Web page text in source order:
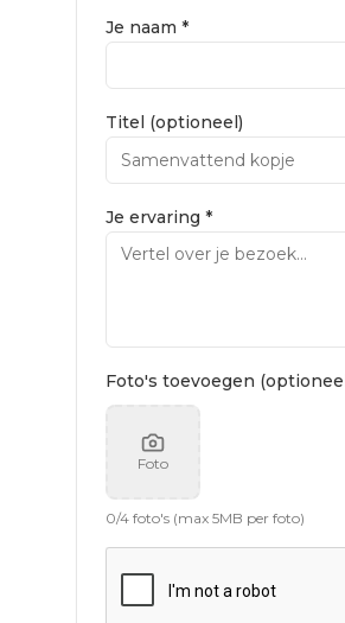
Je naam *
Titel (optioneel)
Je ervaring *
Foto's toevoegen
Foto
0/4 foto's (max 5MB per foto)